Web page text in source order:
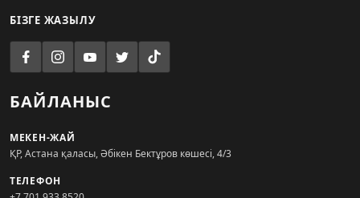
БІЗГЕ ЖАЗЫЛУ
БАЙЛАНЫС
МЕКЕН-ЖАЙ
ҚР, Астана қаласы, Әбікен Бектұров көшесі, 4/3
ТЕЛЕФОН